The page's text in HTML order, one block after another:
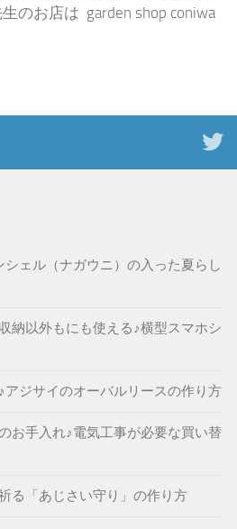
のお店は garden shop coniwa
ェル（ナガウニ）の入った夏らし
納以外もにも使える♪横型スマホシ
アジサイのオーバルリースの作り方
お手入れ♪電気工事が必要な買い替
る「あじさい守り」の作り方